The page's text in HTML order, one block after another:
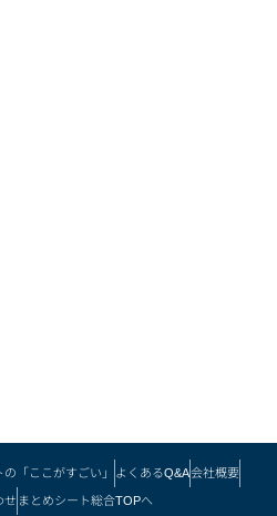
「ここがすごい」 よくあるQ&A会社概要
せ まとめシート総合TOPへ